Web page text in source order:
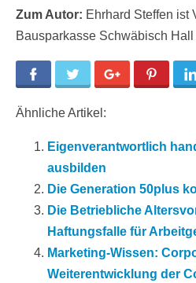
Zum Autor: Ehrhard Steffen ist
Bausparkasse Schwäbisch Hall
Facebook Twitter Google+
Ähnliche Artikel:
Eigenverantwortlich
ausbilden
Die Generation 50plus
Die Betriebliche
Haftungsfalle für
Marketing-Wissen:
Weiterentwicklung der